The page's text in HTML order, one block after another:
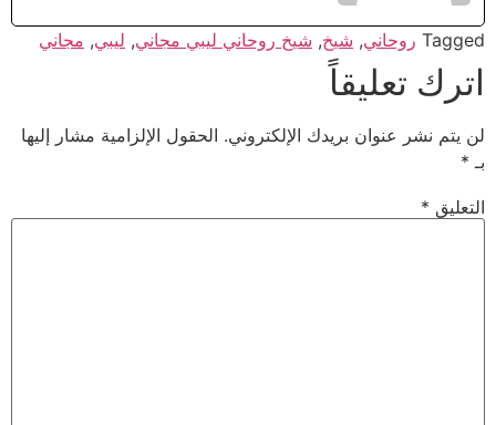
Tagged روحاني, شيخ, شيخ روحاني ليبي مجاني, ليبي, مجاني
اترك تعليقاً
لن يتم نشر عنوان بريدك الإلكتروني. الحقول الإلزامية مشار إليها
بـ *
التعليق *